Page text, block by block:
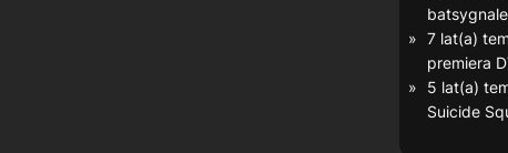
batsygnale
7 lat(a)
premiera
5 lat(a)
Suicide